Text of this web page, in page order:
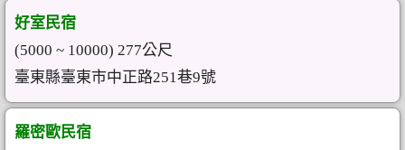
好室民宿
(5000 ~ 10000) 277公尺
臺東縣臺東市中正路251巷9號
羅密歐民宿